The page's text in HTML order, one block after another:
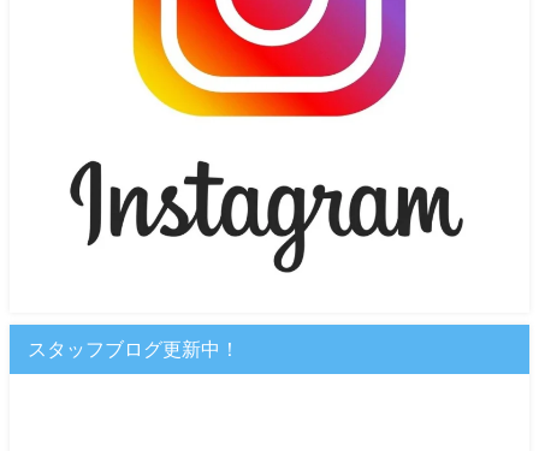
スタッフブログ更新中！